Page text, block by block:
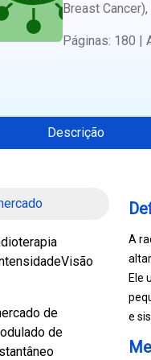
Breast
Páginas: 180 |
Descrição
de
de
A
Ele
e